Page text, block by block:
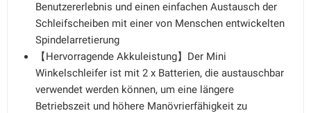
Benutzererlebnis und einen einfachen Austausch der
Schleifscheiben mit einer von Menschen entwickelten
Spindelarretierung
【Hervorragende Akkuleistung】Der Mini
Winkelschleifer ist mit 2 x Batterien, die austauschbar
verwendet werden können, um eine längere
Betriebszeit und höhere Manövrierfähigkeit zu